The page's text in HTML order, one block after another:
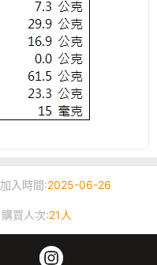
加入時間:2025-06-26
購買人次:21人